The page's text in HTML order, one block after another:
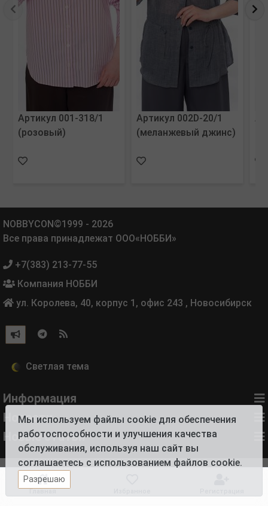
Артикул 001-318/1
(розовый)
Артикул 002D-20/1
(меланжевый джинс)
NOBBYCON©1999 - 2026
Все права принадлежат ООО«НОББИ»
+7(383) 213-77-55
Компания НОББИ
ул. Королева, 40, корпус 1, офис 243 , Новосибирск
Информация
Новости
Новые статьи
Мы используем файлы cookie для обеспечения
работоспособности и улучшения качества
обслуживания, используя наш сайт вы
соглашаетесь с использованием файлов cookie.
Разрешаю